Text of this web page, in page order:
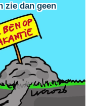
zie dan geen